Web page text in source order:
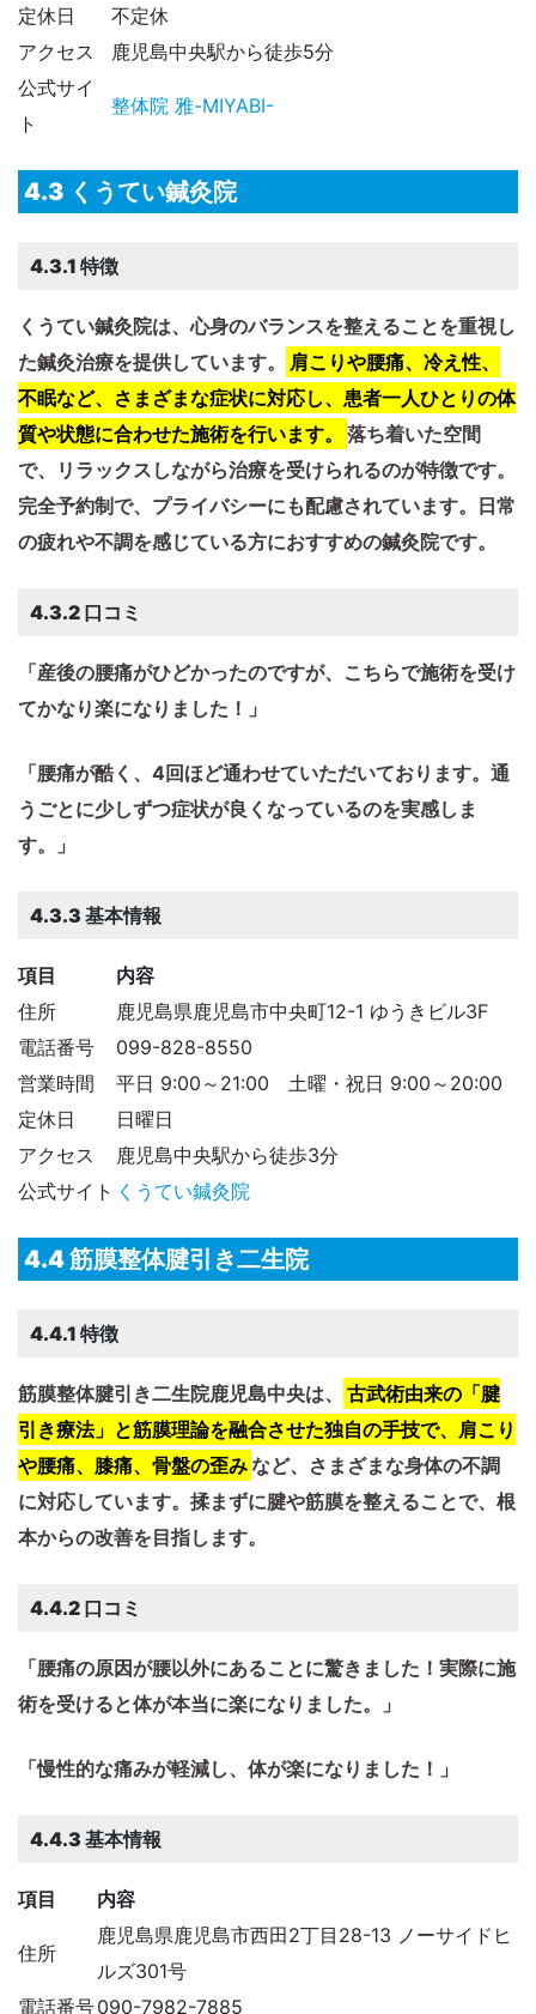
定休日
不定休
アクセス
鹿児島中央駅から徒歩5分
公式サイ
ト
整体院 雅-MIYABI-
4.3 くうてい鍼灸院
4.3.1 特徴
くうてい鍼灸院は、心身のバランスを整えることを重視し
た鍼灸治療を提供しています。​​
肩こりや腰痛、冷え性、
不眠など、さまざまな症状に対応し、患者一人ひとりの体
質や状態に合わせた施術を行います。
​落ち着いた空間
で、リラックスしながら治療を受けられるのが特徴です。​
完全予約制で、プライバシーにも配慮されています。​日常
の疲れや不調を感じている方におすすめの鍼灸院です。
4.3.2 口コミ
「産後の腰痛がひどかったのですが、こちらで施術を受け
てかなり楽になりました！」
「腰痛が酷く、4回ほど通わせていただいております。通
うごとに少しずつ症状が良くなっているのを実感しま
す。」
4.3.3 基本情報
項目
内容
住所
鹿児島県鹿児島市中央町12-1 ゆうきビル3F​
電話番号
099-828-8550​
営業時間
平日 9:00～21:00 土曜・祝日 9:00～20:00
定休日
日曜日
アクセス
鹿児島中央駅から徒歩3分
公式サイト くうてい鍼灸院
4.4 筋膜整体腱引き二生院
4.4.1 特徴
筋膜整体腱引き二生院鹿児島中央は、
古武術由来の「腱
引き療法」と筋膜理論を融合させた独自の手技で、肩こり
や腰痛、膝痛、骨盤の歪みなど、さまざまな身体の不調
に対応しています。​揉まずに腱や筋膜を整えることで、根
本からの改善を目指します。
4.4.2 口コミ
「腰痛の原因が腰以外にあることに驚きました！実際に施
術を受けると体が本当に楽になりました。」
「慢性的な痛みが軽減し、体が楽になりました！」
4.4.3 基本情報
項目 内容
住所
鹿児島県鹿児島市西田2丁目28-13 ノーサイドヒ
ルズ301号
電話番号090-7982-7885 ​